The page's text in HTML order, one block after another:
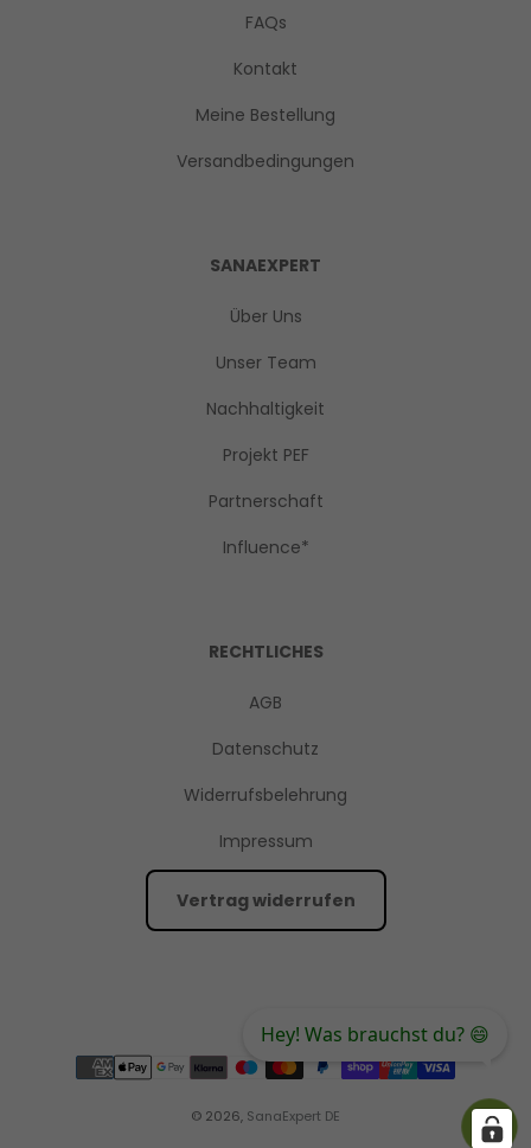
FAQs
Kontakt
Meine Bestellung
Versandbedingungen
SANAEXPERT
Über Uns
Unser Team
Nachhaltigkeit
Projekt PEF
Partnerschaft
Influence*
RECHTLICHES
AGB
Datenschutz
Widerrufsbelehrung
Impressum
Vertrag widerrufen
© 2026, SanaExpert DE
Hey! Was brauchst du? 😄